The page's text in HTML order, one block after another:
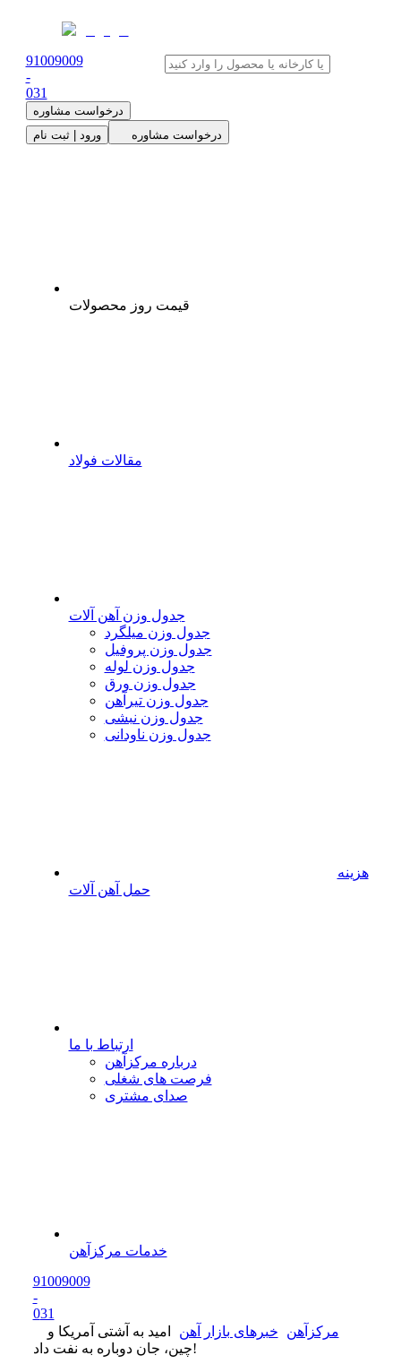
91009009
-
031
درخواست مشاوره
ورود | ثبت نام
درخواست مشاوره
قیمت روز محصولات
مقالات فولاد
جدول وزن آهن آلات
جدول وزن میلگرد
جدول وزن پروفیل
جدول وزن لوله
جدول وزن ورق
جدول وزن تیرآهن
جدول وزن نبشی
جدول وزن ناودانی
هزینه
حمل آهن آلات
ارتباط با ما
درباره مرکزآهن
فرصت های شغلی
صدای مشتری
خدمات مرکزآهن
91009009
-
031
مرکزآهن
خبرهای بازار آهن
امید به آشتی آمریکا و
چین، جان دوباره به نفت داد!